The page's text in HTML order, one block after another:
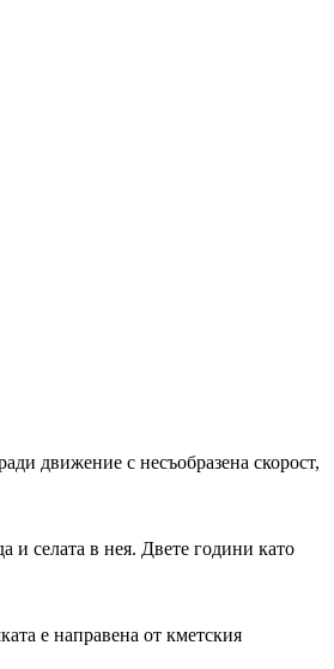
движение с несъобразена скорост,
и селата в нея. Двете години като
е направена от кметския